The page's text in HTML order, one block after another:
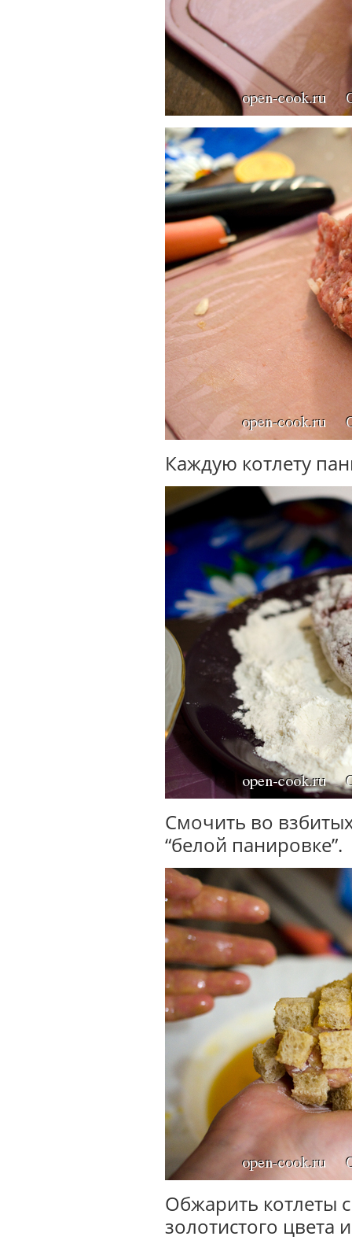
Каждую котлету
Смочить во
“белой панировке”.
Обжарить котлеты
золотистого цвета